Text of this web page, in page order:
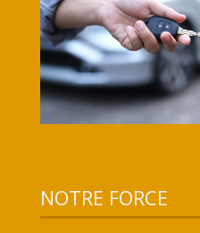
NOTRE FORCE